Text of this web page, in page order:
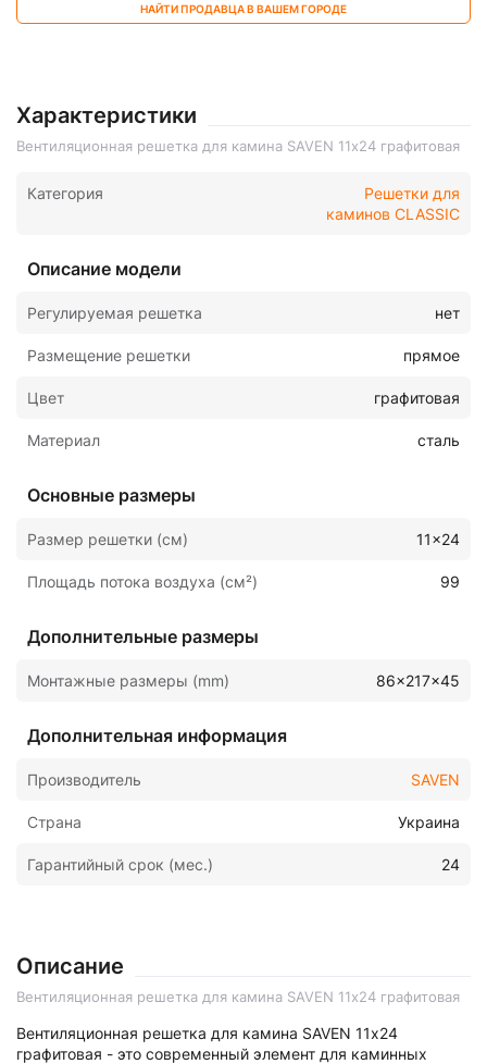
НАЙТИ ПРОДАВЦА В ВАШЕМ ГОРОДЕ
Характеристики
Вентиляционная решетка для камина SAVEN 11х24 графитовая
Категория
Решетки для
каминов CLASSIC
Описание модели
Регулируемая решетка нет
Размещение решетки прямое
Цвет графитовая
Материал сталь
Основные размеры
Размер решетки (см) 11x24
Площадь потока воздуха (см²) 99
Дополнительные размеры
Монтажные размеры (mm) 86x217x45
Дополнительная информация
Производитель SAVEN
Страна Украина
Гарантийный срок (мес.) 24
Описание
Вентиляционная решетка для камина SAVEN 11х24 графитовая
Вентиляционная решетка для камина SAVEN 11х24
графитовая - это современный элемент для каминных